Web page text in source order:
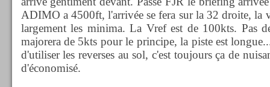
ADIMO a 4500ft, l'arrivée se fera sur la 32 droite, la
largement les minima. La Vref est de 100kts. Pas
majorera de 5kts pour le principe, la piste est
d'utiliser les reverses au sol, c'est toujours ça de
d'économisé.